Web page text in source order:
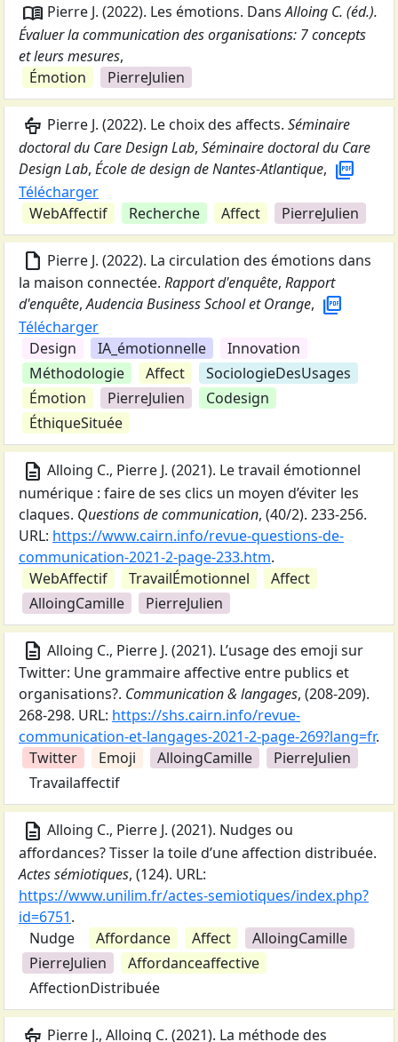
menu_book Pierre J. (2022). Les émotions. DansAlloing C. (éd.).
Évaluer la communication des organisations: 7 concepts
et leurs mesures,
Émotion
PierreJulien
podium Pierre J. (2022). Le choix des affects. Séminaire
doctoral du Care Design Lab, Séminaire doctoral du Care
Design Lab, École de design de Nantes-Atlantique, picture_as_pdf
Télécharger
WebAffectif
Recherche Affect PierreJulien
draft Pierre J. (2022). La circulation des émotions dans
la maison connectée. Rapport d'enquête, Rapport
d'enquête,Audencia Business School et Orange, picture_as_pdf
Télécharger
Design
IA_émotionnelle
Innovation
Méthodologie
Affect
SociologieDesUsages
Émotion
PierreJulien
Codesign
ÉthiqueSituée
description Alloing C., Pierre J. (2021). Le travail émotionnel
numérique : faire de ses clics un moyen d’éviter les
claques. Questions de communication, (40/2). 233-256.
URL: https://www.cairn.info/revue-questions-de-
communication-2021-2-page-233.htm.
WebAffectif
TravailÉmotionnel
Affect
AlloingCamille
PierreJulien
description Alloing C., Pierre J. (2021). L’usage des emoji sur
Twitter: Une grammaire affective entre publics et
organisations?. Communication & langages, (208-209).
268-298. URL: https://shs.cairn.info/revue-
communication-et-langages-2021-2-page-269?lang=fr.
Twitter
Emoji AlloingCamille
PierreJulien
Travailaffectif
description Alloing C., Pierre J. (2021). Nudges ou
affordances? Tisser la toile d’une affection distribuée.
Actes sémiotiques, (124). URL:
https://www.unilim.fr/actes-semiotiques/index.php?
id=6751.
Nudge
Affordance Affect
AlloingCamille
PierreJulien
Affordanceaffective
AffectionDistribuée
podium Pierre J., Alloing C. (2021). La méthode des